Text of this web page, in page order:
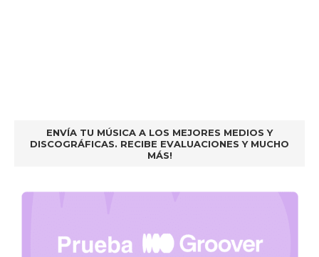
ENVÍA TU MÚSICA A LOS MEJORES MEDIOS Y
DISCOGRÁFICAS. RECIBE EVALUACIONES Y MUCHO
MÁS!